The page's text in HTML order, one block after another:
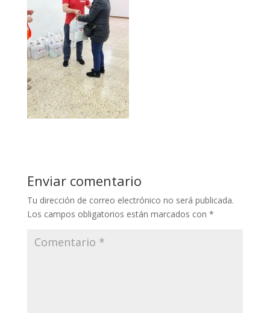
Enviar comentario
Tu dirección de correo electrónico no será publicada.
Los campos obligatorios están marcados con *